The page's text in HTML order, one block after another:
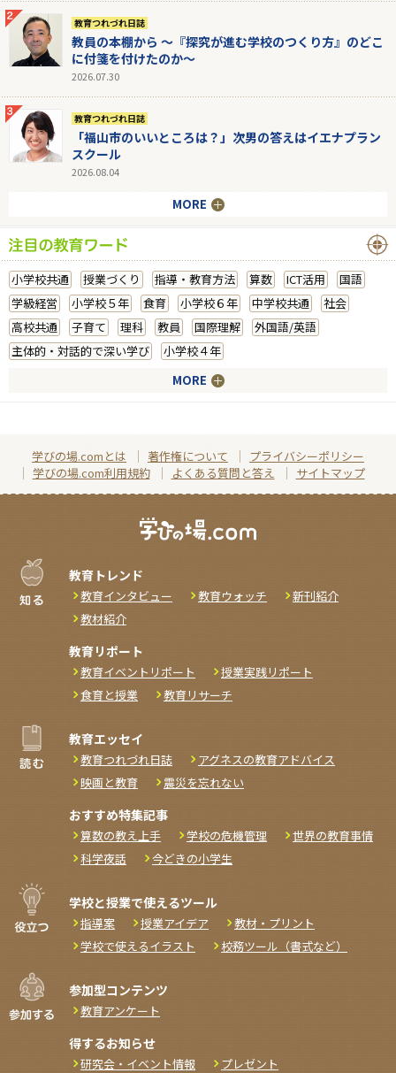
教育つれづれ日誌
教員の本棚から 〜『探究が進む学校のつくり方』のどこ
に付箋を付けたのか〜
2026.07.30
教育つれづれ日誌
「福山市のいいところは？」次男の答えはイエナプラン
スクール
2026.08.04
MORE
小学校共通 授業づくり 指導・教育方法 算数 ICT活用
国語
学級経営
小学校５年 食育 小学校６年 中学校共通
社会
高校共通
子育て 理科 教員 国際理解
外国語/英語
主体的・対話的で深い学び
小学校４年
MORE
学びの場.comとは 著作権について
プライバシーポリシー
学びの場.com利用規約
よくある質問と答え サイトマップ
教育トレンド
教育インタビュー 教育ウォッチ
新刊紹介
教材紹介
教育リポート
教育イベントリポート
授業実践リポート
食育と授業
教育リサーチ
教育エッセイ
教育つれづれ日誌
アグネスの教育アドバイス
映画と教育
震災を忘れない
おすすめ特集記事
算数の教え上手 学校の危機管理
世界の教育事情
科学夜話
今どきの小学生
学校と授業で使えるツール
指導案 授業アイデア
教材・プリント
学校で使えるイラスト
校務ツール（書式など）
参加型コンテンツ
教育アンケート
得するお知らせ
研究会・イベント情報 プレゼント